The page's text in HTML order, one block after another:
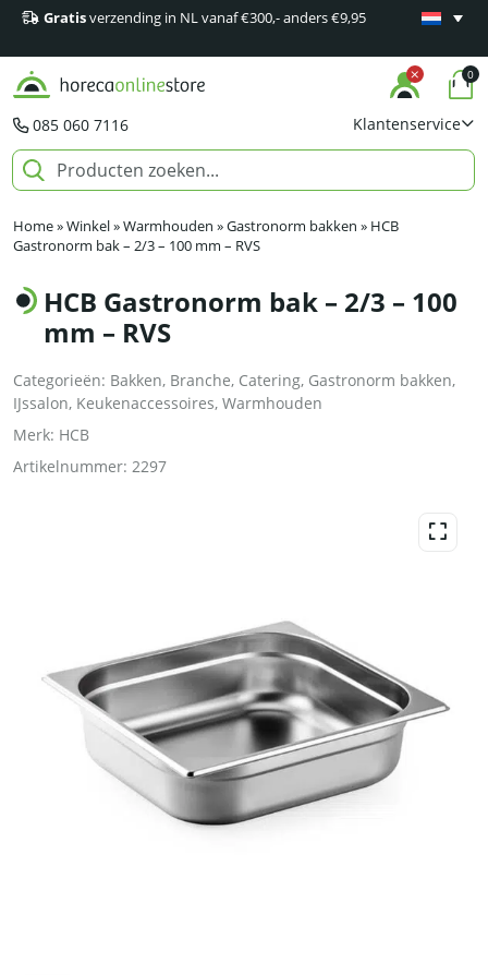
Gratisverzending in NL vanaf €300,- anders €9,95
Minimaal
085 060 7116 Klantenservice
0
Home»Winkel»Warmhouden »Gastronorm bakken » HCB
Gastronorm bak – 2/3 – 100 mm – RVS
HCB Gastronorm bak – 2/3 – 100
mm – RVS
Categorieën: Bakken, Branche, Catering, Gastronorm bakken,
IJssalon, Keukenaccessoires, Warmhouden
Merk: HCB
Artikelnummer: 2297